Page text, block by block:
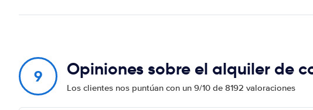
9 Opiniones sobre el alquiler de
Los clientes nos puntúan con un 9/10 de 8192 valoraciones